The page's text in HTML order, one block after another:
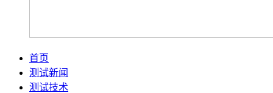
首页
测试新闻
测试技术